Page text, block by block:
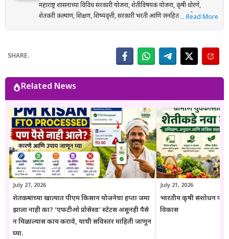
महाराष्ट्र शासनाच्या विविध सरकारी योजना, शेतीविषयक योजना, कृषी धोरणे,
शेतकरी कल्याण, शिक्षण, शिष्यवृत्ती, सरकारी भरती आणि जनहिताच्या विषयांवर
आणि संबंधित अधिकृत स्रोतांचा संदर्भ घेऊन माहितीची पडताळणी केली जाते.
वाचकांना अर्ज प्रक्रिया, पात्रता, आवश्यक कागदपत्रे, लाभ, अंतिम मुदत आणि
भर असतो. Goresarkar.in चा उद्देश महाराष्ट्रातील शेतकरी, विद्यार्थी, महिला,
युवक आणि सर्वसामान्य नागरिकांपर्यंत विश्वासार्ह, अद्ययावत आणि उपयुक्त माहिती
पोहोचवणे हा आहे. प्रकाशित माहिती वेळोवेळी अद्ययावत ठेवण्याचा प्रयत्न केला
जातो. अधिकृत निर्णयामध्ये बदल झाल्यास संबंधित लेख देखील अद्ययावत करण्यात
येतात. या संकेतस्थळावरील माहिती ही केवळ जनजागृती आणि मार्गदर्शनाच्या
उद्देशाने प्रकाशित केली जाते. कोणत्याही सरकारी योजनेसाठी अर्ज करण्यापूर्वी
संबंधित विभागाच्या अधिकृत संकेतस्थळावरील माहिती, नियम आणि अटींची
पडताळणी करण्याचा सल्ला दिला जातो.
… Read More
SHARE.
Related News
July 27, 2026
शेतकऱ्यांच्या खात्यात पीएम किसान योजनेचा हप्ता जमा
झाला नाही का? ‘एफटीओ प्रोसेस्ड’ स्टेटस असूनही पैसे
न मिळाल्यास काय करावे, याची सविस्तर माहिती जाणून
घ्या.
July 21, 2026
भारतीय कृषी संशोधन
विकास